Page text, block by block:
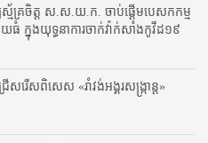
យស្ម័គ្រចិត្ត ស.ស.យ.ក. ចាប់ផ្តើមបេសកកម្ម
យធំ ក្នុងយុទ្ធនាការចាក់វ៉ាក់សាំងកូវីដ១៩
រើសពិសេស «រាំវង់អង្គរសង្ក្រាន្ត»